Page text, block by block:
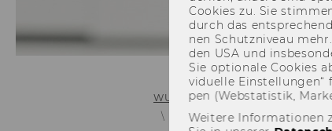
WU (Wirtschaftsuniversität Wien)
C - 41 Entries
Capacity
Coo­kies zu. Sie
durch das
nen Schutz­ni­veau
den USA und
Sie op­tio­na­le Coo­kies
vi­du­el­le
pen (Web­sta­tis­tik,
Weitere Informationen